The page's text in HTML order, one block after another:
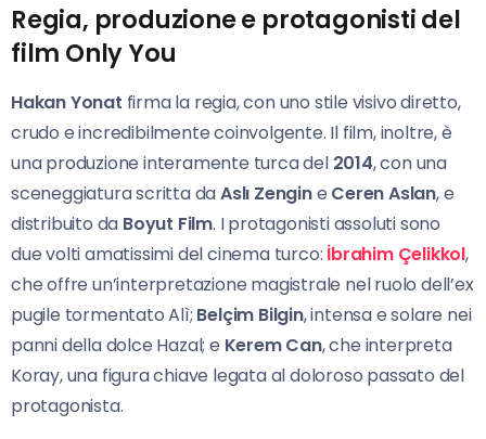
Regia, produzione e protagonisti del
film Only You
Hakan Yonat firma la regia, con uno stile visivo diretto,
crudo e incredibilmente coinvolgente. Il film, inoltre, è
una produzione interamente turca del 2014, con una
sceneggiatura scritta daAslı Zengine Ceren Aslan, e
distribuito da Boyut Film. I protagonisti assoluti sono
due volti amatissimi del cinema turco: İbrahim Çelikkol,
che offre un’interpretazione magistrale nel ruolo dell’ex
pugile tormentato Alì; Belçim Bilgin, intensa e solare nei
panni della dolce Hazal; e Kerem Can, che interpreta
Koray, una figura chiave legata al doloroso passato del
protagonista.